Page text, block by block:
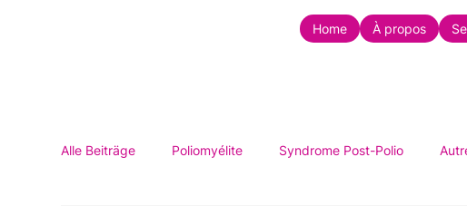
Home À propos
Alle Beiträge Poliomyélite Syndrome Post-Polio